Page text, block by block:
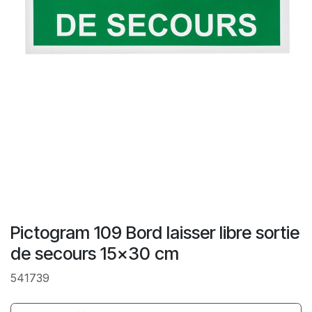
Pictogram 109 Bord laisser libre sortie
de secours 15x30 cm
541739